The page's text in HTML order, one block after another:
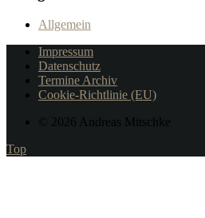
Allgemein
Impressum
Datenschutz
Termine Archiv
Cookie-Richtlinie (EU)
© 2026 Andreas Mitschke
Top